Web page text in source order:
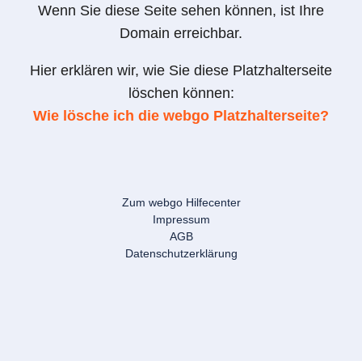
Wenn Sie diese Seite sehen können, ist Ihre
Domain erreichbar.
Hier erklären wir, wie Sie diese Platzhalterseite
löschen können:
Wie lösche ich die webgo Platzhalterseite?
Zum webgo Hilfecenter
Impressum
AGB
Datenschutzerklärung